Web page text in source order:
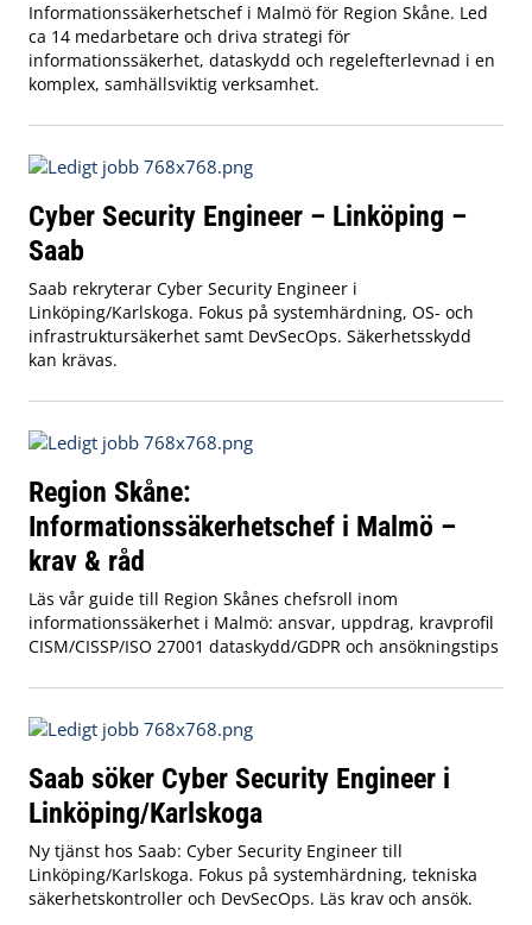
Informationssäkerhetschef i Malmö för Region Skåne. Led
ca 14 medarbetare och driva strategi för
informationssäkerhet, dataskydd och regelefterlevnad i en
komplex, samhällsviktig verksamhet.
Cyber Security Engineer – Linköping –
Saab
Saab rekryterar Cyber Security Engineer i
Linköping/Karlskoga. Fokus på systemhärdning, OS- och
infrastruktursäkerhet samt DevSecOps. Säkerhetsskydd
kan krävas.
Region Skåne:
Informationssäkerhetschef i Malmö –
krav & råd
Läs vår guide till Region Skånes chefsroll inom
informationssäkerhet i Malmö: ansvar, uppdrag, kravprofil
CISM/CISSP/ISO 27001 dataskydd/GDPR och ansökningstips
Saab söker Cyber Security Engineer i
Linköping/Karlskoga
Ny tjänst hos Saab: Cyber Security Engineer till
Linköping/Karlskoga. Fokus på systemhärdning, tekniska
säkerhetskontroller och DevSecOps. Läs krav och ansök.